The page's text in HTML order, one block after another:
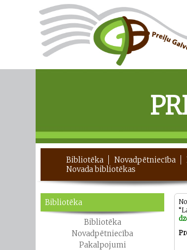
Bibliotēka Novadpētniecība
Novada bibliotēkas
Bibliotēka
Bibliotēka
Novadpētniecība
Pakalpojumi